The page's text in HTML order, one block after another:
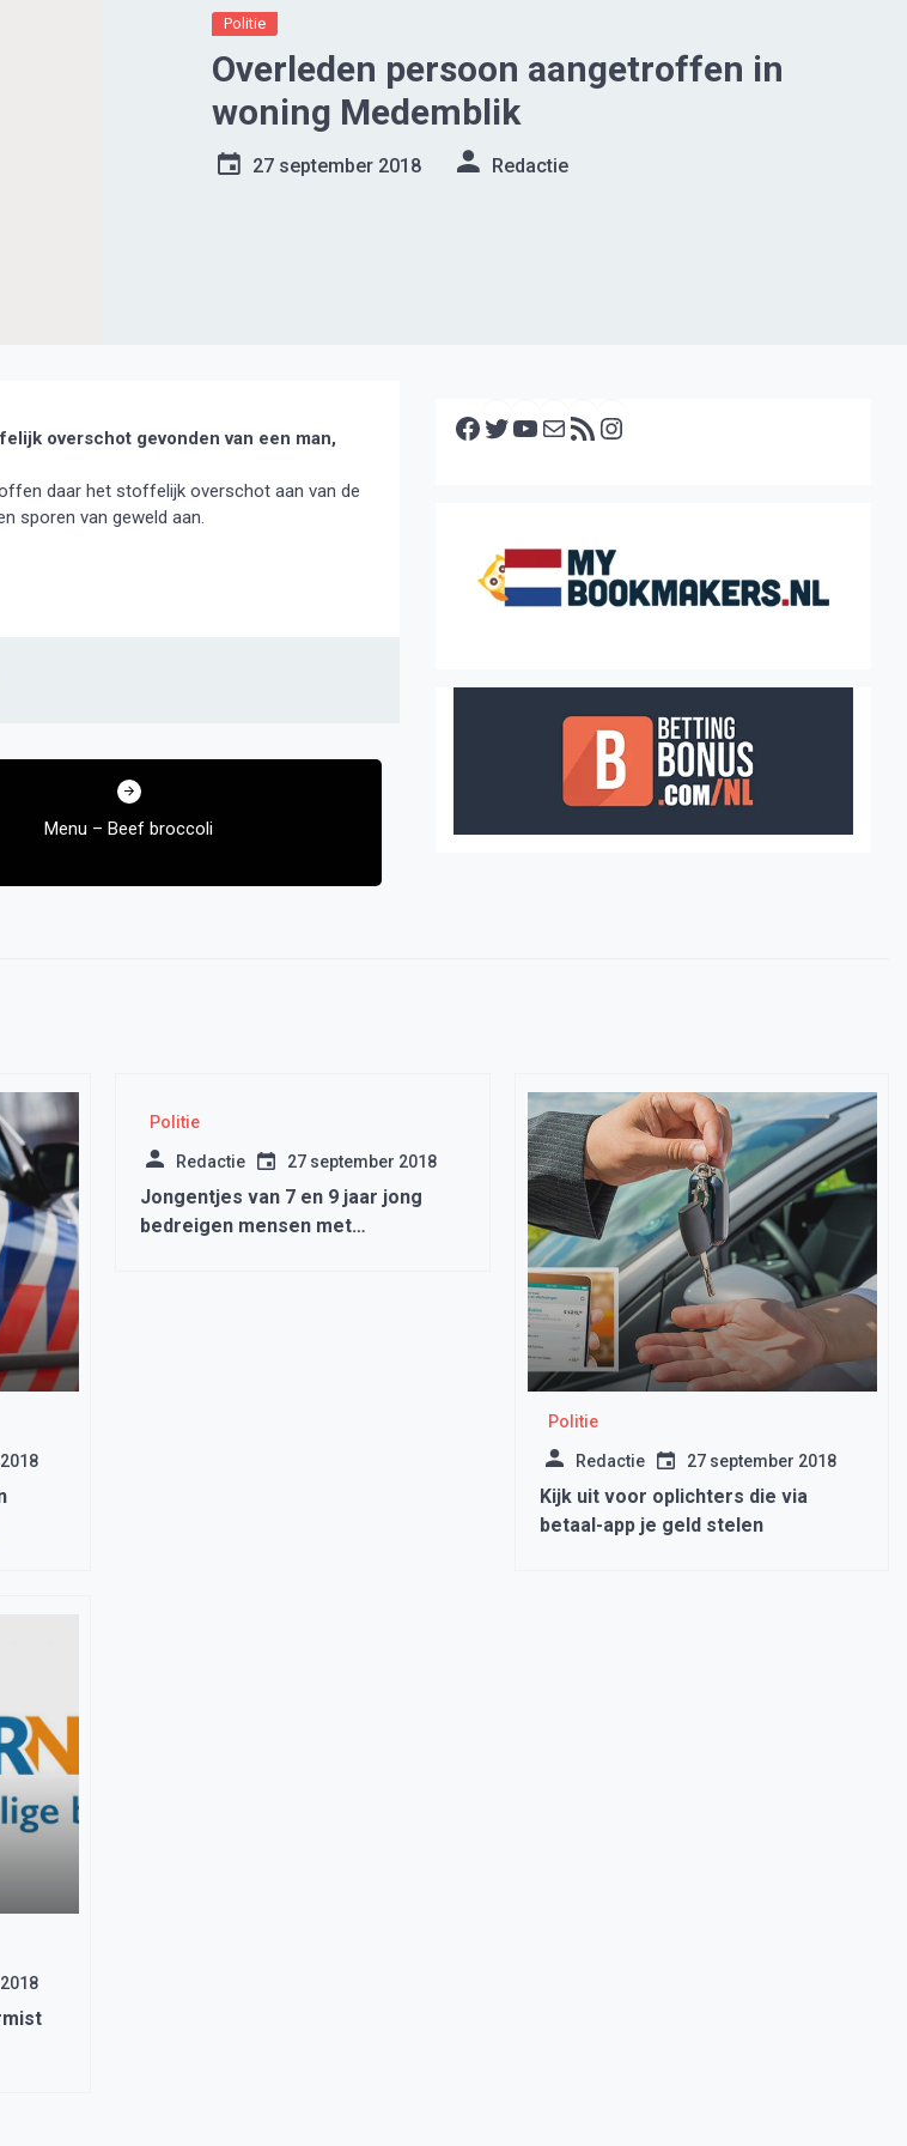
Politie
Overleden persoon aangetroffen in
woning Medemblik
27 september 2018 Redactie
overschot gevonden van een man,
daar het stoffelijk overschot aan van de
sporen van geweld aan.
Menu – Beef broccoli
Facebook Twitter YouTube E-mail RSS feed
Politie
Redactie 27 september 2018
Jongentjes van 7 en 9 jaar jong
bedreigen mensen met
Politie
Redactie 27 september 2018
Kijk uit voor oplichters die via
betaal-app je geld stelen